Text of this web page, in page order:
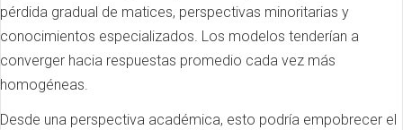
pérdida gradual de matices, perspectivas minoritarias y
conocimientos especializados. Los modelos tenderían a
converger hacia respuestas promedio cada vez más
homogéneas.
Desde una perspectiva académica, esto podría empobrecer el